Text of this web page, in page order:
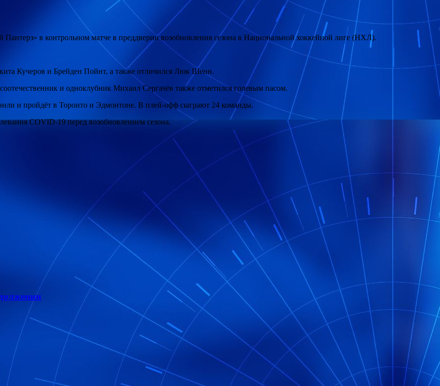
в контрольном матче в преддверии возобновления сезона в Национальной хоккейной лиге (НХЛ).
Кучеров и Брейден Пойнт, а также отличился Люк Шенн.
и одноклубник Михаил Сергачёв также отметился голевым пасом.
и пройдёт в Торонто и Эдмонтоне. В плей-офф сыграют 24 команды.
COVID-19 перед возобновлением сезона.